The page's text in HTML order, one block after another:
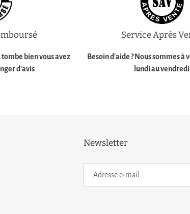
tombe bien vous avez
d'avis
Service Après
Besoin d'aide ?Nous sommes à
lundi au vendredi
Newsletter